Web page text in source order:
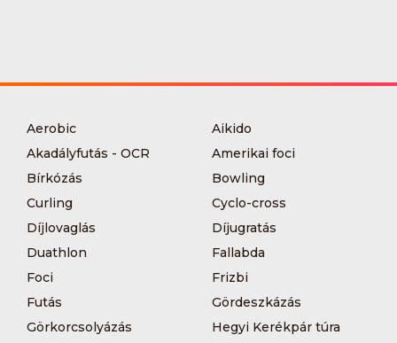
Aerobic
Aikido
Akadályfutás - OCR
Amerikai foci
Bírkózás
Bowling
Curling
Cyclo-cross
Díjlovaglás
Díjugratás
Duathlon
Fallabda
Foci
Frizbi
Futás
Gördeszkázás
Görkorcsolyázás
Hegyi Kerékpár túra